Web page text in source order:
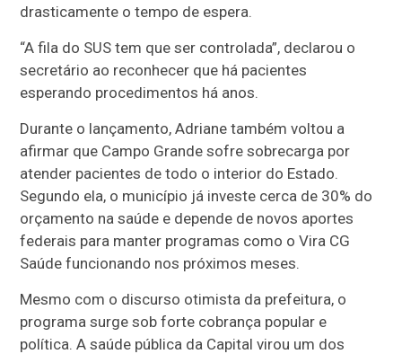
drasticamente o tempo de espera.
“A fila do SUS tem que ser controlada”, declarou o
secretário ao reconhecer que há pacientes
esperando procedimentos há anos.
Durante o lançamento, Adriane também voltou a
afirmar que Campo Grande sofre sobrecarga por
atender pacientes de todo o interior do Estado.
Segundo ela, o município já investe cerca de 30% do
orçamento na saúde e depende de novos aportes
federais para manter programas como o Vira CG
Saúde funcionando nos próximos meses.
Mesmo com o discurso otimista da prefeitura, o
programa surge sob forte cobrança popular e
política. A saúde pública da Capital virou um dos